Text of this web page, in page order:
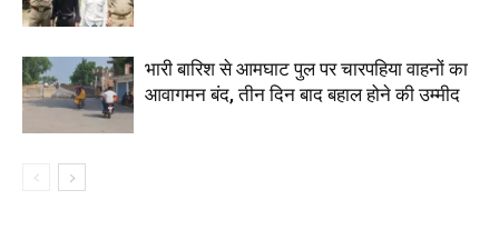
भारी बारिश से आमघाट पुल पर चारपहिया वाहनों का
आवागमन बंद, तीन दिन बाद बहाल होने की उम्मीद